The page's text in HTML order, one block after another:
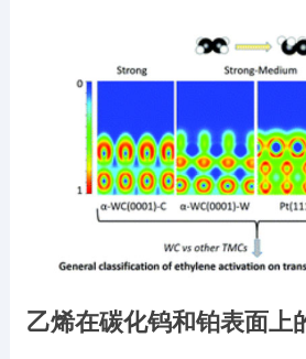
乙烯在碳化钨和铂表面上